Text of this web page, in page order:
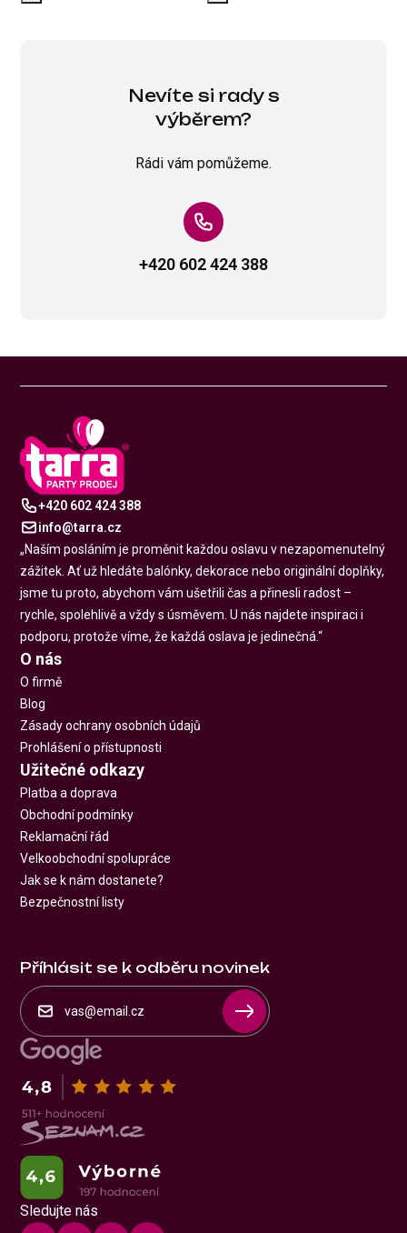
Nevíte si rady s
výběrem?
Rádi vám pomůžeme.
+420 602 424 388
+420 602 424 388
info@tarra.cz
„Naším posláním je proměnit každou oslavu v nezapomenutelný
zážitek. Ať už hledáte balónky, dekorace nebo originální doplňky,
jsme tu proto, abychom vám ušetřili čas a přinesli radost –
rychle, spolehlivě a vždy s úsměvem. U nás najdete inspiraci i
podporu, protože víme, že každá oslava je jedinečná.“
O nás
O firmě
Blog
Zásady ochrany osobních údajů
Prohlášení o přístupnosti
Užitečné odkazy
Platba a doprava
Obchodní podmínky
Reklamační řád
Velkoobchodní spolupráce
Jak se k nám dostanete?
Bezpečnostní listy
Příhlásit se k odběru novinek
Sledujte nás